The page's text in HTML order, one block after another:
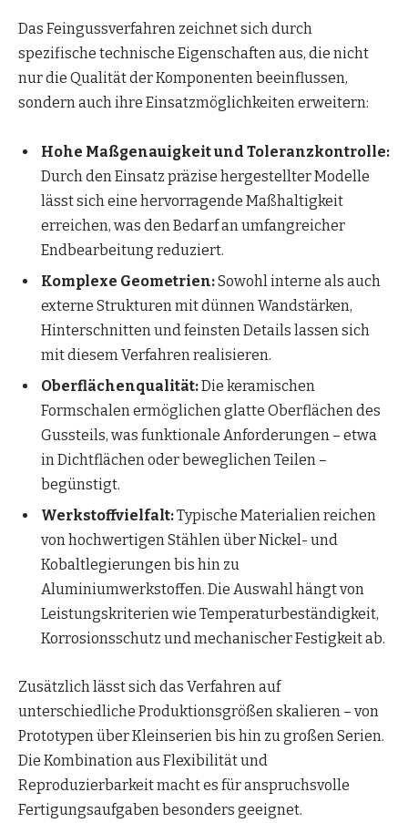
Das Feingussverfahren zeichnet sich durch
spezifische technische Eigenschaften aus, die nicht
nur die Qualität der Komponenten beeinflussen,
sondern auch ihre Einsatzmöglichkeiten erweitern:
Hohe Maßgenauigkeit und Toleranzkontrolle:
Durch den Einsatz präzise hergestellter Modelle
lässt sich eine hervorragende Maßhaltigkeit
erreichen, was den Bedarf an umfangreicher
Endbearbeitung reduziert.
Komplexe Geometrien:Sowohl interne als auch
externe Strukturen mit dünnen Wandstärken,
Hinterschnitten und feinsten Details lassen sich
mit diesem Verfahren realisieren.
Oberflächenqualität:Die keramischen
Formschalen ermöglichen glatte Oberflächen des
Gussteils, was funktionale Anforderungen – etwa
in Dichtflächen oder beweglichen Teilen –
begünstigt.
Werkstoffvielfalt:Typische Materialien reichen
von hochwertigen Stählen über Nickel- und
Kobaltlegierungen bis hin zu
Aluminiumwerkstoffen. Die Auswahl hängt von
Leistungskriterien wie Temperaturbeständigkeit,
Korrosionsschutz und mechanischer Festigkeit ab.
Zusätzlich lässt sich das Verfahren auf
unterschiedliche Produktionsgrößen skalieren – von
Prototypen über Kleinserien bis hin zu großen Serien.
Die Kombination aus Flexibilität und
Reproduzierbarkeit macht es für anspruchsvolle
Fertigungsaufgaben besonders geeignet.